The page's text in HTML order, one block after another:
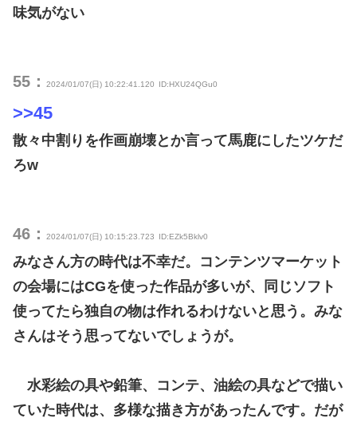
味気がない
55： 2024/01/07(日) 10:22:41.120 ID:HXU24QGu0
>>45
散々中割りを作画崩壊とか言って馬鹿にしたツケだ
ろw
46： 2024/01/07(日) 10:15:23.723 ID:EZk5Bklv0
みなさん方の時代は不幸だ。コンテンツマーケット
の会場にはCGを使った作品が多いが、同じソフト
使ってたら独自の物は作れるわけないと思う。みな
さんはそう思ってないでしょうが。
水彩絵の具や鉛筆、コンテ、油絵の具などで描い
ていた時代は、多様な描き方があったんです。だが